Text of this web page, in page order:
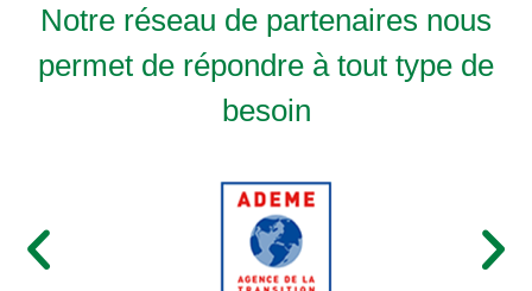
Notre réseau de partenaires nous
permet de répondre à tout type de
besoin